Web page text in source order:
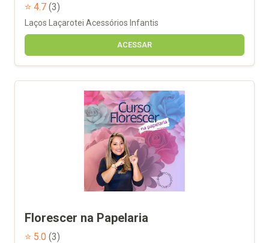
⭐ 4.7 (3)
Laços Laçarotei Acessórios Infantis
ACESSAR
Florescer na Papelaria
⭐ 5.0 (3)